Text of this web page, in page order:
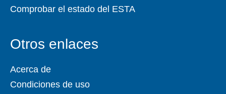
Comprobar el estado del ESTA
Otros enlaces
Acerca de
Condiciones de uso